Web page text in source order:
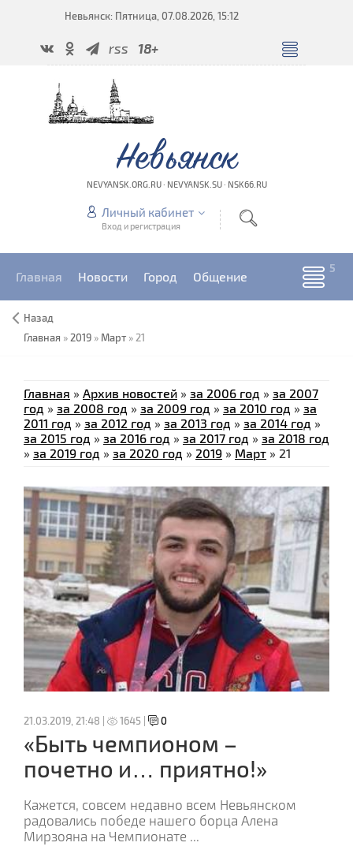
Невьянск: Пятница, 07.08.2026, 15:12
rss 18+
Невьянск
NEVYANSK.ORG.RU · NEVYANSK.SU · NSK66.RU
Личный кабинет
Вход и регистрация
Главная Новости Город Общение
Назад
Главная » 2019 » Март » 21
Главная » Архив новостей » за 2006 год » за 2007
год » за 2008 год » за 2009 год » за 2010 год » за
2011 год » за 2012 год » за 2013 год » за 2014 год »
за 2015 год » за 2016 год » за 2017 год » за 2018 год
» за 2019 год » за 2020 год » 2019 » Март » 21
21.03.2019, 21:48 | 1645 | 0
«Быть чемпионом –
почетно и… приятно!»
Кажется, совсем недавно всем Невьянском
радовались победе нашего борца Алена
Мирзояна на Чемпионате ...